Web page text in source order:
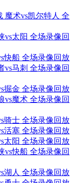
魔术vs凯尔特人 全
vs太阳 全场录像回
快船 全场录像回放
vs马刺 全场录像回
掘金 全场录像回放
vs魔术 全场录像回
骑士 全场录像回放
活塞 全场录像回放
太阳 全场录像回放
vs快船 全场录像回
湖人 全场录像回放